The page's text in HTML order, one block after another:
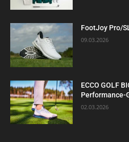
FootJoy Pro/
09.03.2026
ECCO GOLF
Performance-
02.03.2026